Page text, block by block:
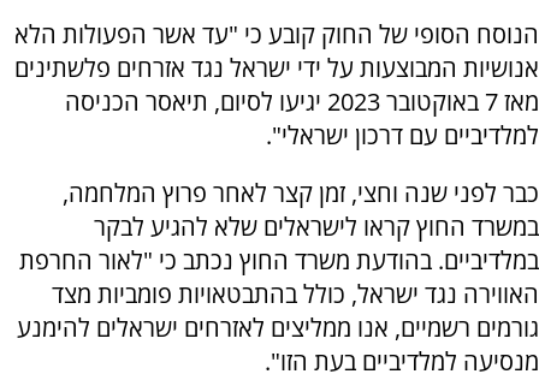
הנוסח הסופי של החוק קובע כי "עד אשר הפעולות הלא
אנושיות המבוצעות על ידי ישראל נגד אזרחים פלשתינים
מאז 7 באוקטובר 2023 יגיעו לסיום, תיאסר הכניסה
למלדיביים עם דרכון ישראלי".
כבר לפני שנה וחצי, זמן קצר לאחר פרוץ המלחמה,
במשרד החוץ קראו לישראלים שלא להגיע לבקר
במלדיביים. בהודעת משרד החוץ נכתב כי "לאור החרפת
האווירה נגד ישראל, כולל בהתבטאויות פומביות מצד
גורמים רשמיים, אנו ממליצים לאזרחים ישראלים להימנע
מנסיעה למלדיביים בעת הזו".